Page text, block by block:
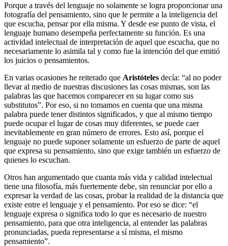
Porque a través del lenguaje no solamente se logra proporcionar una
fotografía del pensamiento, sino que le permite a la inteligencia del
que escucha, pensar por ella misma. Y desde ese punto de vista, el
lenguaje humano desempeña perfectamente su función. Es una
actividad intelectual de interpretación de aquel que escucha, que no
necesariamente lo asimila tal y como fue la intención del que emitió
los juicios o pensamientos.
En varias ocasiones he reiterado que Aristóteles decía: “al no poder
llevar al medio de nuestras discusiones las cosas mismas, son las
palabras las que hacemos comparecer en su lugar como sus
substitutos”. Por eso, si no tomamos en cuenta que una misma
palabra puede tener distintos significados, y que al mismo tiempo
puede ocupar el lugar de cosas muy diferentes, se puede caer
inevitablemente en gran número de errores. Esto así, porque el
lenguaje no puede suponer solamente un esfuerzo de parte de aquel
que expresa su pensamiento, sino que exige también un esfuerzo de
quienes lo escuchan.
Otros han argumentado que cuanta más vida y calidad intelectual
tiene una filosofía, más fuertemente debe, sin renunciar por ello a
expresar la verdad de las cosas, probar la realidad de la distancia que
existe entre el lenguaje y el pensamiento. Por eso se dice: “el
lenguaje expresa o significa todo lo que es necesario de nuestro
pensamiento, para que otra inteligencia, al entender las palabras
pronunciadas, pueda representarse a sí misma, el mismo
pensamiento”.